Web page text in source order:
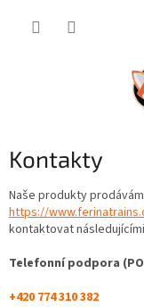
Kontakty
Naše produkty
https://
kontaktovat
Telefonní podpora
+420 774 310 382